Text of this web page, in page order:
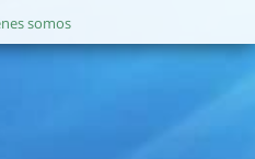
somos